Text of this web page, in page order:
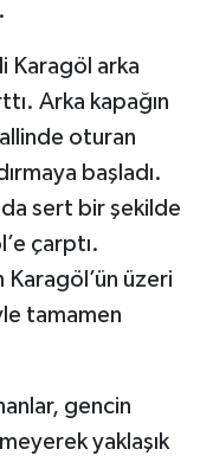
Karagöl arka
Arka kapağın
oturan
başladı.
sert bir şekilde
çarptı.
üzeri
tamamen
gencin
yaklaşık